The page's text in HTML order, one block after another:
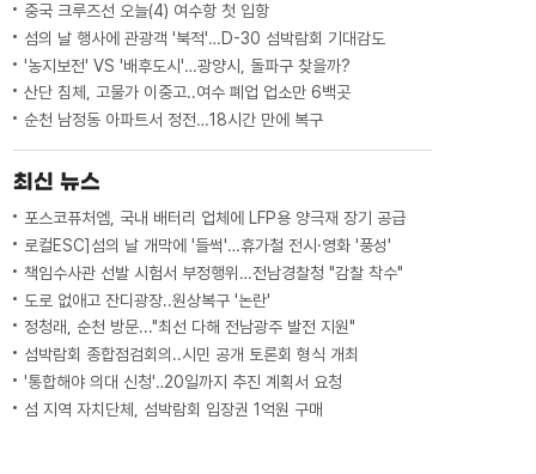
중국 크루즈선 오늘(4) 여수항 첫 입항
섬의 날 행사에 관광객 '북적'…D-30 섬박람회 기대감도
'농지보전' VS '배후도시'…광양시, 돌파구 찾을까?
산단 침체, 고물가 이중고..여수 폐업 업소만 6백곳
순천 남정동 아파트서 정전…18시간 만에 복구
최신 뉴스
포스코퓨처엠, 국내 배터리 업체에 LFP용 양극재 장기 공급
로컬ESC]섬의 날 개막에 '들썩'…휴가철 전시·영화 '풍성'
책임수사관 선발 시험서 부정행위…전남경찰청 "감찰 착수"
도로 없애고 잔디광장..원상복구 '논란'
정청래, 순천 방문..."최선 다해 전남광주 발전 지원"
섬박람회 종합점검회의..시민 공개 토론회 형식 개최
'통합해야 의대 신청'‥20일까지 추진 계획서 요청
섬 지역 자치단체, 섬박람회 입장권 1억원 구매